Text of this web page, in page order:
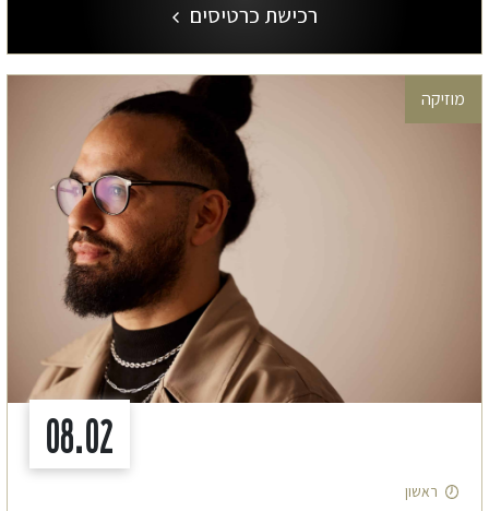
רכישת כרטיסים
08.02
מוזיקה
ראשון